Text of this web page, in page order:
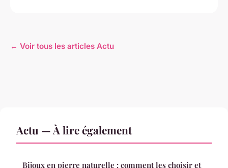
← Voir tous les articles Actu
Actu — À lire également
Bijoux en pierre naturelle : comment les choisir et